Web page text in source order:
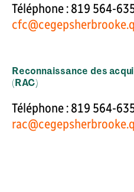
Téléphone : 819 564-
Reconnaissance des
(RAC)
Téléphone : 819 564-